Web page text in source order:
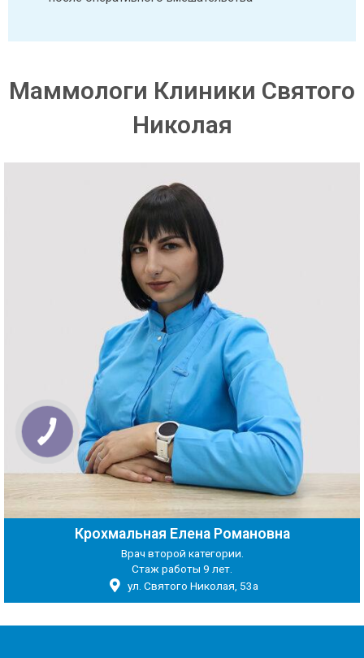
Маммологи Клиники Святого
Николая
Крохмальная Елена Романовна
Врач второй категории.
Стаж работы 9 лет.
ул. Святого Николая, 53а